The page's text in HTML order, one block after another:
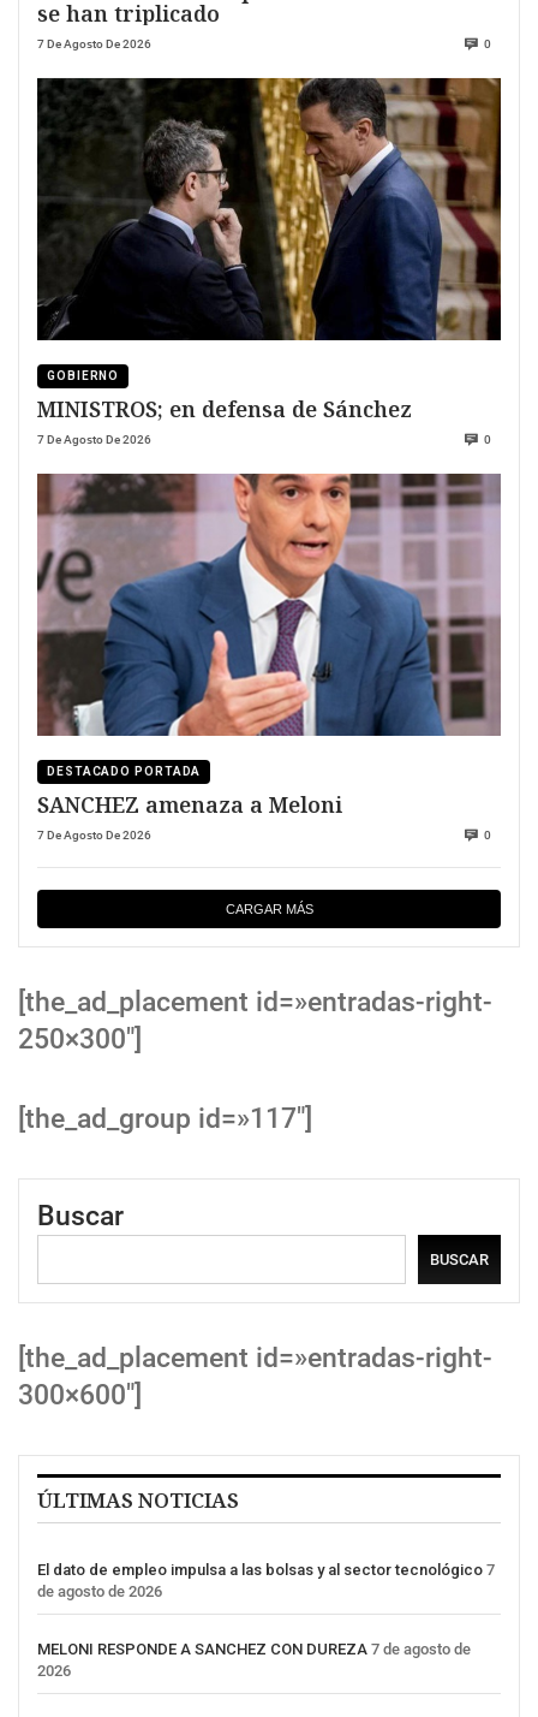
se han triplicado
7 De Agosto De 2026 0
GOBIERNO
MINISTROS; en defensa de Sánchez
7 De Agosto De 2026 0
DESTACADO PORTADA
SANCHEZ amenaza a Meloni
7 De Agosto De 2026 0
CARGAR MÁS
[the_ad_placement id=»entradas-right-
250×300″]
[the_ad_group id=»117″]
Buscar
BUSCAR
[the_ad_placement id=»entradas-right-
300×600″]
ÚLTIMAS NOTICIAS
El dato de empleo impulsa a las bolsas y al sector tecnológico 7
de agosto de 2026
MELONI RESPONDE A SANCHEZ CON DUREZA 7 de agosto de
2026